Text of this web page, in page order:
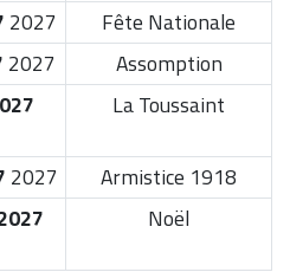
2027
Fête Nationale
2027
Assomption
La Toussaint
2027
Armistice 1918
Noël